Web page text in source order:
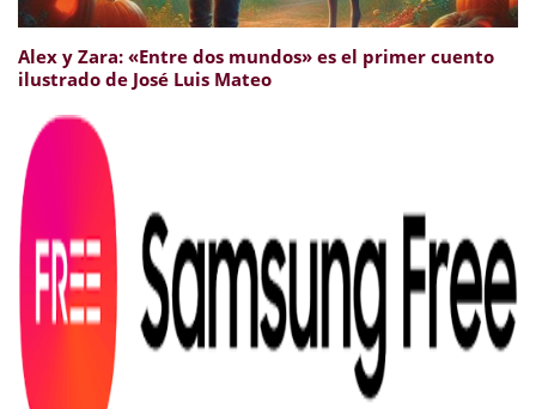
Alex y Zara: «Entre dos mundos» es el primer cuento
ilustrado de José Luis Mateo